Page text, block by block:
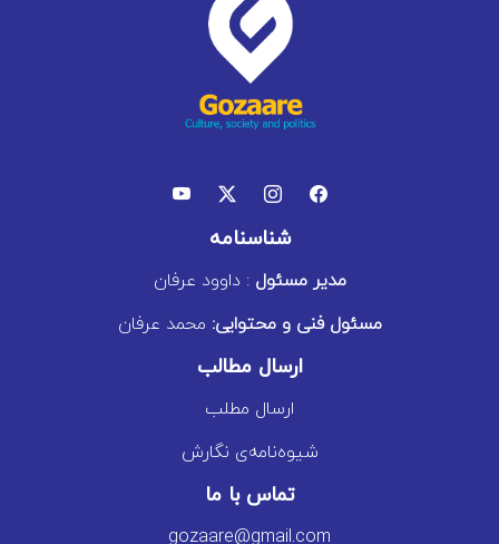
شناسنامه
مدیر مسئول: داوود عرفان
مسئول فنی و محتوایی:محمد عرفان
ارسال مطالب
ارسال مطلب
شیوه‌نامه‌ی نگارش
تماس با ما
gozaare@gmail.com